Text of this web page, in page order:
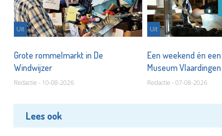
Uit
Grote rommelmarkt in De
Windwijzer
Redactie - 10-08-2026
Uit
Een weekend én
Museum
Redactie - 07-08-2026
Lees ook